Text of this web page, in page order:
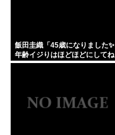
飯田圭織「45歳になりました✨
年齢イジりはほどほどにしてね
」